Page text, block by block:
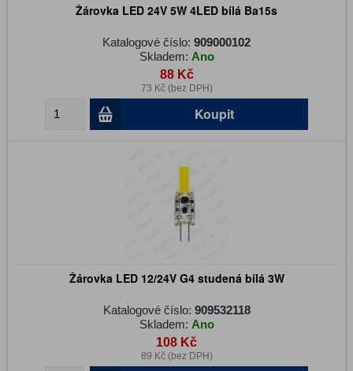
Žárovka LED 24V 5W 4LED bílá Ba15s
Katalogové číslo: 909000102
Skladem: Ano
88 Kč
73 Kč (bez DPH)
Koupit
Žárovka LED 12/24V G4 studená bílá 3W
Katalogové číslo: 909532118
Skladem: Ano
108 Kč
89 Kč (bez DPH)